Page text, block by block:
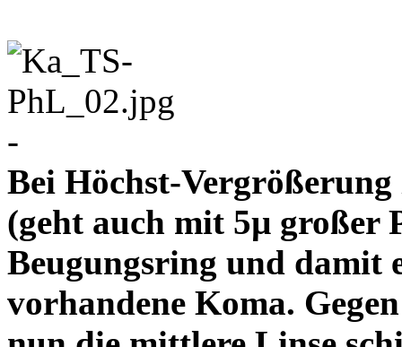
-
Bei Höchst-
(geht auch mit 5µ großer
Beugungsring und damit
vorhandene Koma.